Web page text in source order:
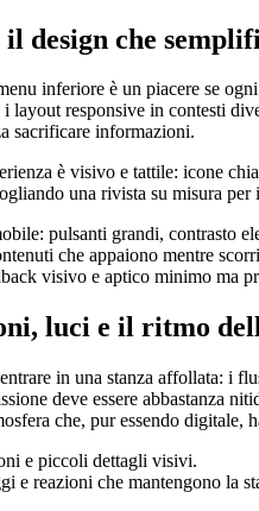
design che
inferiore è un piacere se
layout responsive in contesti
sacrificare informazioni.
è visivo e tattile: icone
una rivista su misura
pulsanti grandi, contrasto
che appaiono mentre
visivo e aptico minimo ma
luci e il ritmo
in una stanza affollata: i
deve essere abbastanza
che, pur essendo digitale,
e piccoli dettagli visivi.
e reazioni che mantengono la